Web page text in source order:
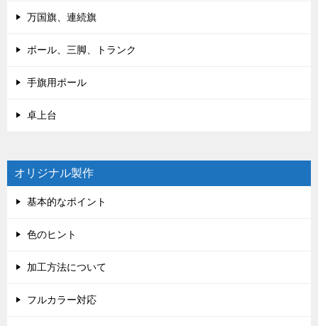
万国旗、連続旗
ポール、三脚、トランク
手旗用ポール
卓上台
オリジナル製作
基本的なポイント
色のヒント
加工方法について
フルカラー対応